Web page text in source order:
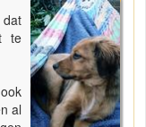
dat
te
al